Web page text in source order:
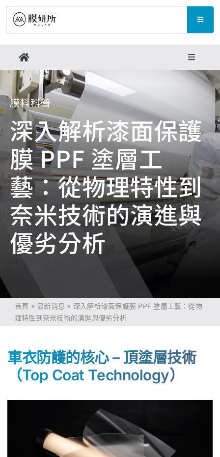
Skip
content
Toggle
產品與規格
最新消息
支援中心
聯繫我們
Toggle
品牌活動
成功案例
膜料科普
支援中心
膜料科普
深入解析漆面保護
膜 PPF 塗層工
藝：從物理特性到
奈米技術的演進與
優劣分析
首頁 » 最新消息 » 深入解析漆面保護膜 PPF 塗層工藝：從物
理特性到奈米技術的演進與優劣分析
車衣防護的核心 – 頂塗層技術
（Top Coat Technology）